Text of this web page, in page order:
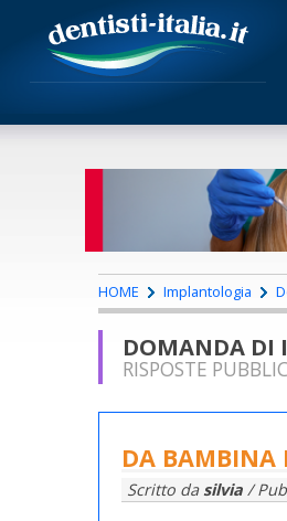
HOME Implantologia
DOMANDA DI
RISPOSTE
DA BAMBINA
Scritto dasilvia /